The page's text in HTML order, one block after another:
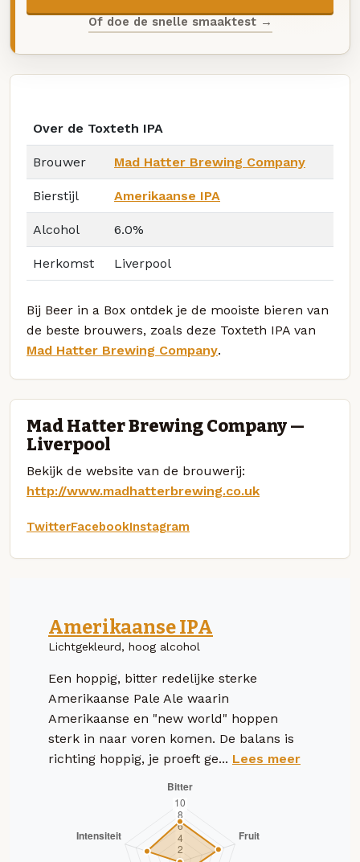
Of doe de snelle smaaktest →
Over de Toxteth IPA
Brouwer Mad Hatter Brewing Company
Bierstijl Amerikaanse IPA
Alcohol 6.0%
Herkomst Liverpool
Bij Beer in a Box ontdek je de mooiste bieren van
de beste brouwers, zoals deze Toxteth IPA van
Mad Hatter Brewing Company.
Mad Hatter Brewing Company —
Liverpool
Bekijk de website van de brouwerij:
http://www.madhatterbrewing.co.uk
TwitterFacebookInstagram
Amerikaanse IPA
Lichtgekleurd, hoog alcohol
Een hoppig, bitter redelijke sterke
Amerikaanse Pale Ale waarin
Amerikaanse en "new world" hoppen
sterk in naar voren komen. De balans is
richting hoppig, je proeft ge... Lees meer